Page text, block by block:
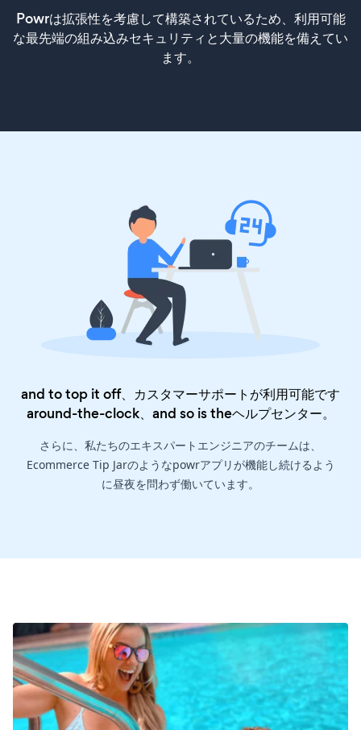
Powrは拡張性を考慮して構築されているため、利用可能
な最先端の組み込みセキュリティと大量の機能を備えてい
ます。
and to top it off、カスタマーサポートが利用可能です
around-the-clock、and so is theヘルプセンター。
さらに、私たちのエキスパートエンジニアのチームは、
Ecommerce Tip Jarのようなpowrアプリが機能し続けるよう
に昼夜を問わず働いています。